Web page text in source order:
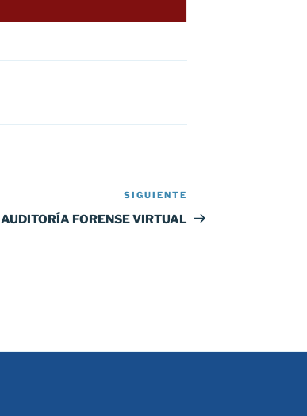
entrada
SIGUIENTE
AUDITORÍA FORENSE VIRTUAL